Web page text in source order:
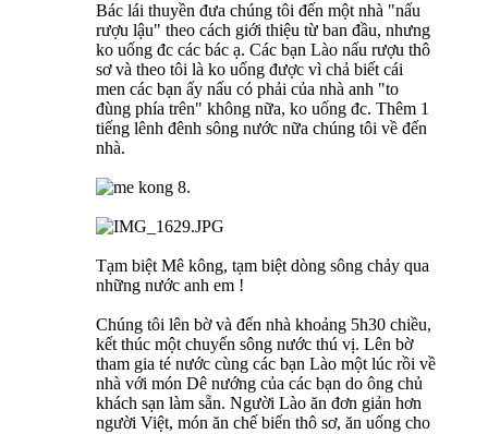
Bác lái thuyền đưa chúng tôi đến một nhà "nấu
rượu lậu" theo cách giới thiệu từ ban đầu, nhưng
ko uống đc các bác ạ. Các bạn Lào nấu rượu thô
sơ và theo tôi là ko uống được vì chả biết cái
men các bạn ấy nấu có phải của nhà anh "to
đùng phía trên" không nữa, ko uống đc. Thêm 1
tiếng lênh đênh sông nước nữa chúng tôi về đến
nhà.
Tạm biệt Mê kông, tạm biệt dòng sông chảy qua
những nước anh em !
Chúng tôi lên bờ và đến nhà khoảng 5h30 chiều,
kết thúc một chuyến sông nước thú vị. Lên bờ
tham gia té nước cùng các bạn Lào một lúc rồi về
nhà với món Dê nướng của các bạn do ông chủ
khách sạn làm sẵn. Người Lào ăn đơn giản hơn
người Việt, món ăn chế biến thô sơ, ăn uống cho